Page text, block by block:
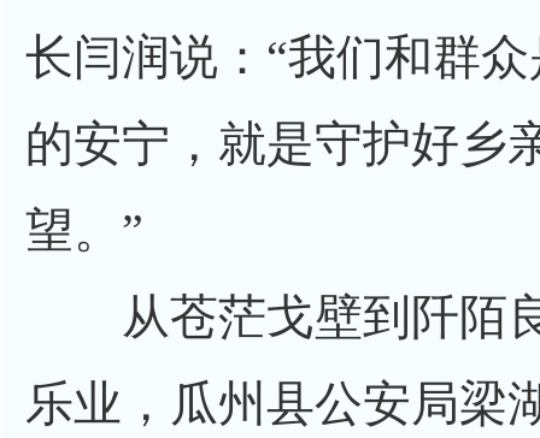
长闫润说：“我们和群
的安宁，就是守护好乡
望。”
从苍茫戈壁到阡陌
乐业，瓜州县公安局梁